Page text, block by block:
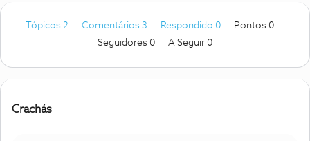
Tópicos 2 Comentários 3 Respondido 0
Pontos 0
Seguidores 0 A Seguir 0
Crachás